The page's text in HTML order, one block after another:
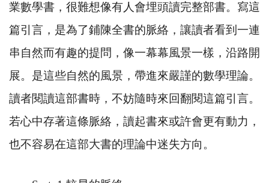
業數學書，很難想像有人會埋頭讀完整部書。寫這
篇引言，是為了鋪陳全書的脈絡，讓讀者看到一連
串自然而有趣的提問，像一幕幕風景一樣，沿路開
展。是這些自然的風景，帶進來嚴謹的數學理論。
讀者閱讀這部書時，不妨隨時來回翻閱這篇引言。
若心中存著這條脈絡，讀起書來或許會更有動力，
也不容易在這部大書的理論中迷失方向。